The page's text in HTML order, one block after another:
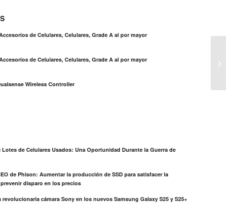
de Celulares, Celulares, Grade A al por mayor
de Celulares, Celulares, Grade A al por mayor
Wireless Controller
Lotes de Celulares Usados: Una Oportunidad Durante la Guerra de
de Phison: Aumentar la producción de SSD para satisfacer la
disparo en los precios
revolucionaria cámara Sony en los nuevos Samsung Galaxy S25 y S25+